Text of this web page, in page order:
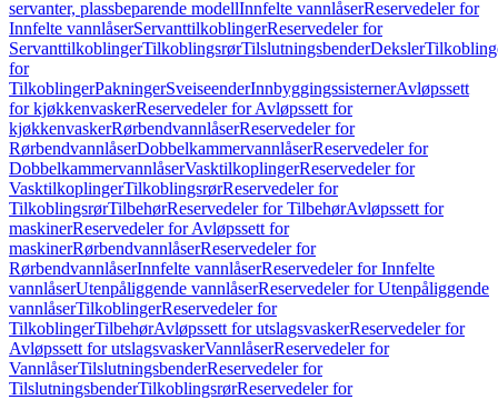
servanter, plassbeparende modellInnfelte vannlåserReservedeler for
Innfelte vannlåserServanttilkoblingerReservedeler for
ServanttilkoblingerTilkoblingsrørTilslutningsbenderDeksler
for
TilkoblingerPakningerSveiseenderInnbyggingssisternerAvløpssett
for kjøkkenvaskerReservedeler for Avløpssett for
kjøkkenvaskerRørbendvannlåserReservedeler for
RørbendvannlåserDobbelkammervannlåserReservedeler for
DobbelkammervannlåserVasktilkoplingerReservedeler for
VasktilkoplingerTilkoblingsrørReservedeler for
TilkoblingsrørTilbehørReservedeler for TilbehørAvløpssett for
maskinerReservedeler for Avløpssett for
maskinerRørbendvannlåserReservedeler for
RørbendvannlåserInnfelte vannlåserReservedeler for Innfelte
vannlåserUtenpåliggende vannlåserReservedeler for Utenpåliggende
vannlåserTilkoblingerReservedeler for
TilkoblingerTilbehørAvløpssett for utslagsvaskerReservedeler for
Avløpssett for utslagsvaskerVannlåserReservedeler for
VannlåserTilslutningsbenderReservedeler for
TilslutningsbenderTilkoblingsrørReservedeler for